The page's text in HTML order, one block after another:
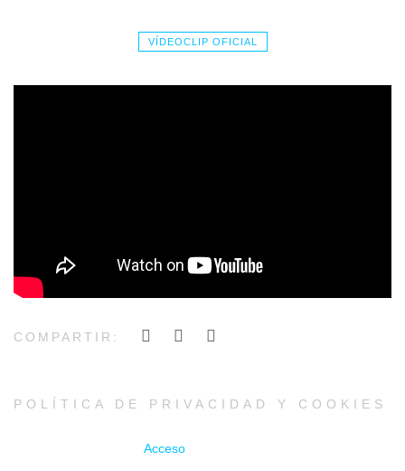
VÍDEOCLIP OFICIAL
COMPARTIR:
POLÍTICA DE PRIVACIDAD Y COOKIES
Acceso